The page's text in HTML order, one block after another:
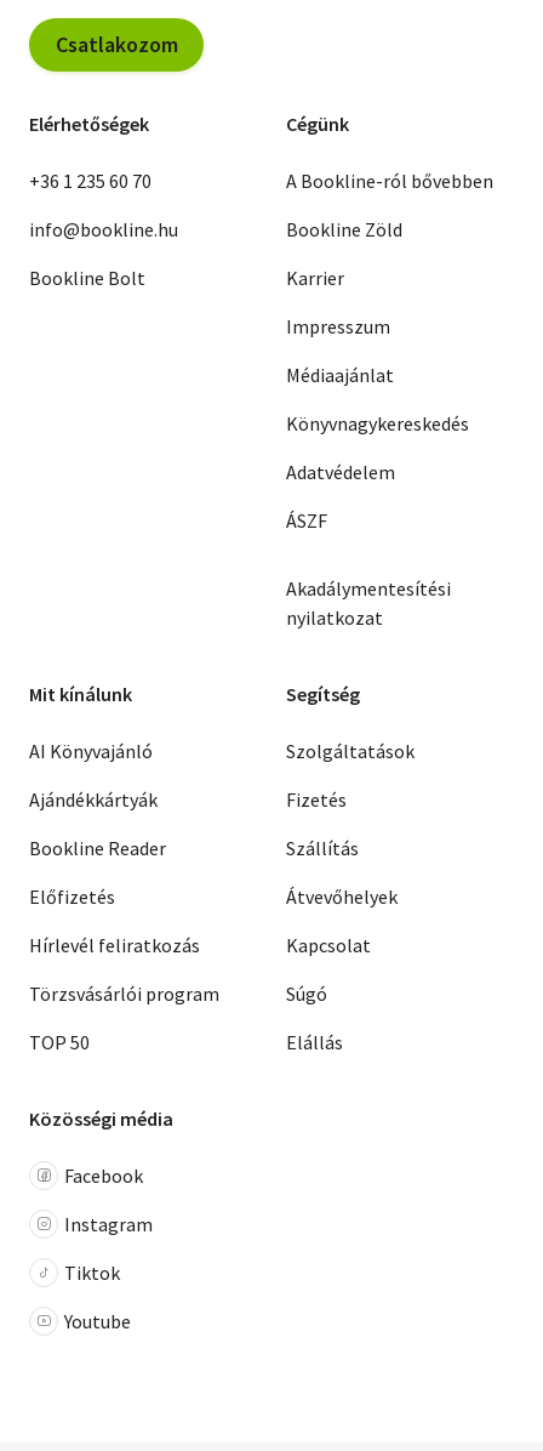
Csatlakozom
Elérhetőségek
+36 1 235 60 70
info@bookline.hu
Bookline Bolt
Cégünk
A Bookline-ról bővebben
Bookline Zöld
Karrier
Impresszum
Médiaajánlat
Könyvnagykereskedés
Adatvédelem
ÁSZF
Akadálymentesítési
nyilatkozat
Mit kínálunk
AI Könyvajánló
Ajándékkártyák
Bookline Reader
Előfizetés
Hírlevél feliratkozás
Törzsvásárlói program
TOP 50
Segítség
Szolgáltatások
Fizetés
Szállítás
Átvevőhelyek
Kapcsolat
Súgó
Elállás
Közösségi média
Facebook
Instagram
Tiktok
Youtube